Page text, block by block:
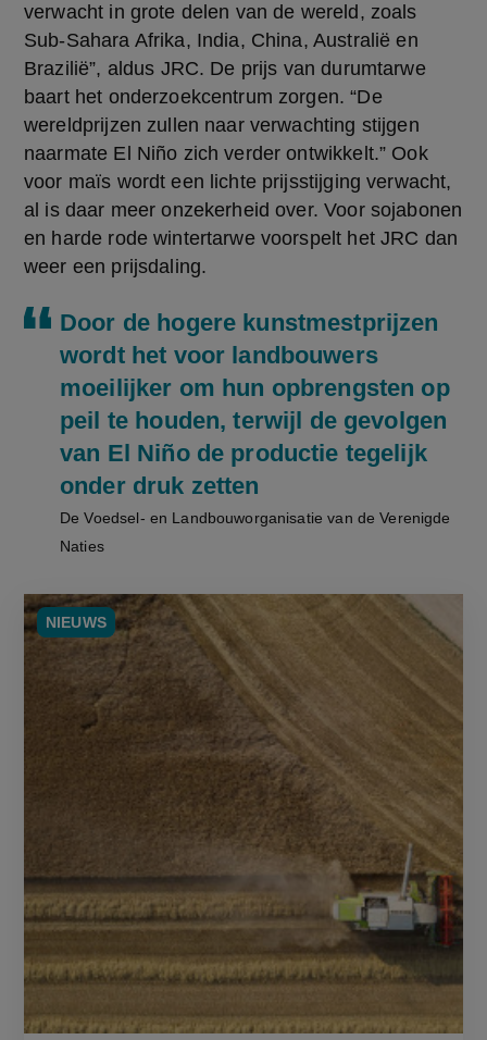
verwacht in grote delen van de wereld, zoals
Sub-Sahara Afrika, India, China, Australië en
Brazilië”, aldus JRC. De prijs van durumtarwe
baart het onderzoekcentrum zorgen. “De
wereldprijzen zullen naar verwachting stijgen
naarmate El Niño zich verder ontwikkelt.” Ook
voor maïs wordt een lichte prijsstijging verwacht,
al is daar meer onzekerheid over. Voor sojabonen
en harde rode wintertarwe voorspelt het JRC dan
weer een prijsdaling.
Door de hogere kunstmestprijzen
wordt het voor landbouwers
moeilijker om hun opbrengsten op
peil te houden, terwijl de gevolgen
van El Niño de productie tegelijk
onder druk zetten
De Voedsel- en Landbouworganisatie van de Verenigde
Naties
NIEUWS